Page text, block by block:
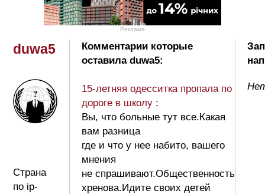
Реклама
duwa5
Страна
по ip-
Комментарии которые
оставила duwa5:
15-летняя одесситка пропала по
дороге в школу :
Вы, что больные тут все.Какая
вам разница
где и что у нее набито, вашего
мнения
не спрашивают.Общественность
хренова.Идите своих детей